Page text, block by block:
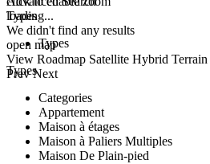
loading...
We didn't find any results
open map
View Roadmap Satellite Hybrid Terrain
Prev Next
Types
Types
Types
Categories
Appartement
Maison à étages
Maison à Paliers Multiples
Maison De Plain-pied